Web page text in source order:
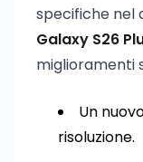
specifiche nel
Galaxy S26
miglioramenti
Un
risoluzione.